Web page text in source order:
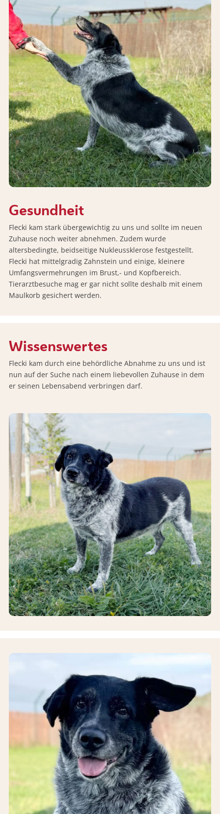
Gesundheit
Flecki kam stark übergewichtig zu uns und sollte im neuen
Zuhause noch weiter abnehmen. Zudem wurde
altersbedingte, beidseitige Nukleussklerose festgestellt.
Flecki hat mittelgradig Zahnstein und einige, kleinere
Umfangsvermehrungen im Brust,- und Kopfbereich.
Tierarztbesuche mag er gar nicht sollte deshalb mit einem
Maulkorb gesichert werden.
Wissenswertes
Flecki kam durch eine behördliche Abnahme zu uns und ist
nun auf der Suche nach einem liebevollen Zuhause in dem
er seinen Lebensabend verbringen darf.